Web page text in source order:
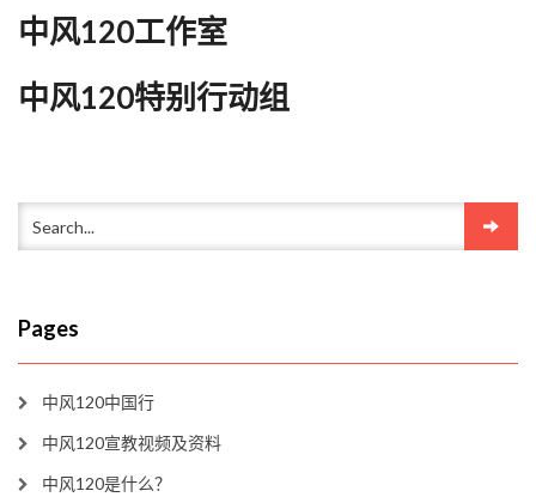
中风120工作室
中风120特别行动组
Pages
中风120中国行
中风120宣教视频及资料
中风120是什么？